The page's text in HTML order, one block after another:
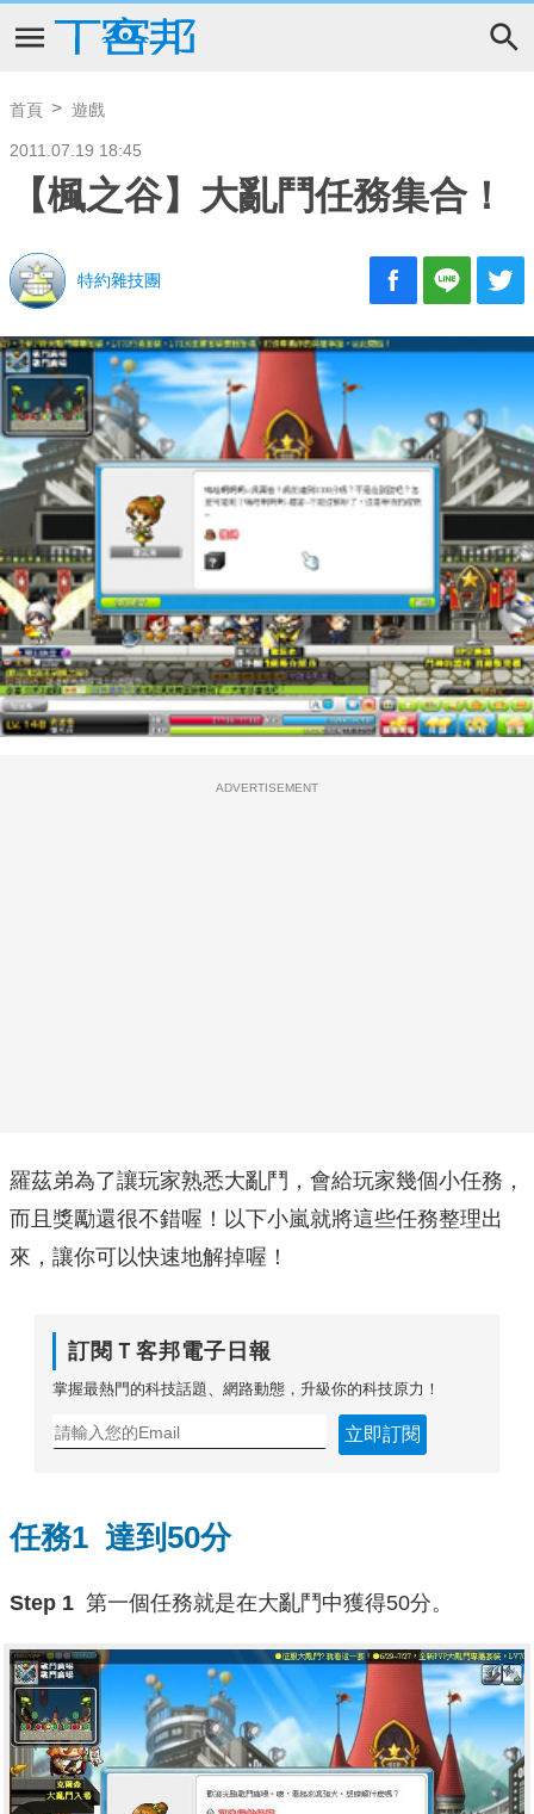
首頁 遊戲
2011.07.19 18:45
【楓之谷】大亂鬥任務集合！
特約雜技團
ADVERTISEMENT
羅茲弟為了讓玩家熟悉大亂鬥，會給玩家幾個小任務，
而且獎勵還很不錯喔！以下小嵐就將這些任務整理出
來，讓你可以快速地解掉喔！
訂閱Ｔ客邦電子日報
掌握最熱門的科技話題、網路動態，升級你的科技原力！
立即訂閱
任務1 達到50分
Step 1 第一個任務就是在大亂鬥中獲得50分。